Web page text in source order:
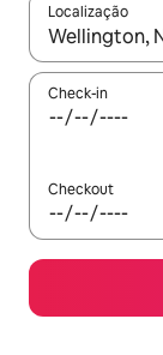
Localização
Quando os
Check-in
Checkout